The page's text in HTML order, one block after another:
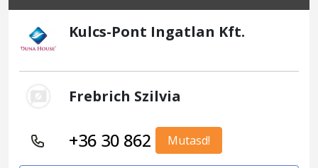
Kulcs-Pont Ingatlan Kft.
Frebrich Szilvia
+36 30 862 Mutasd!